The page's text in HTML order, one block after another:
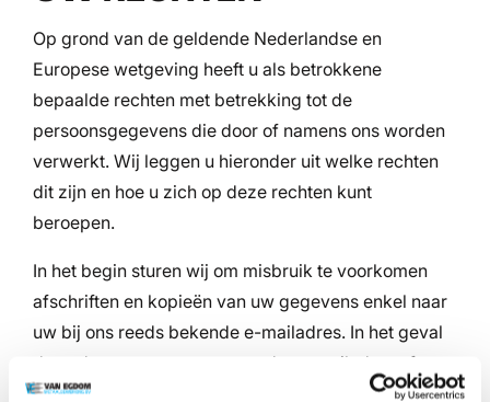
Op grond van de geldende Nederlandse en
Europese wetgeving heeft u als betrokkene
bepaalde rechten met betrekking tot de
persoonsgegevens die door of namens ons worden
verwerkt. Wij leggen u hieronder uit welke rechten
dit zijn en hoe u zich op deze rechten kunt
beroepen.
In het begin sturen wij om misbruik te voorkomen
afschriften en kopieën van uw gegevens enkel naar
uw bij ons reeds bekende e-mailadres. In het geval
dat u de gegevens op een ander e-mailadres of
bijvoorbeeld per post wenst te ontvangen, zullen wij